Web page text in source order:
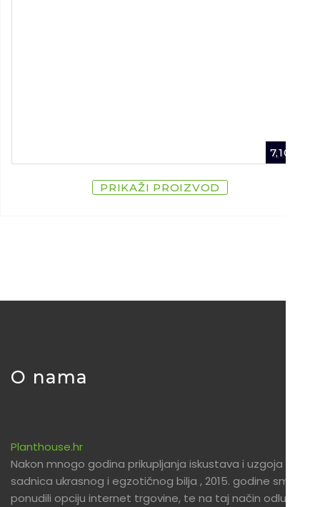
7,10
PRIKAŽI PROIZVOD
O nama
Planthouse.hr
Nakon mnogo godina prikupljanja iskustava i uzgoja
sadnica ukrasnog i egzotičnog bilja , 2015. godine smo
ponudili opciju internet trgovine, te na taj način odlučili